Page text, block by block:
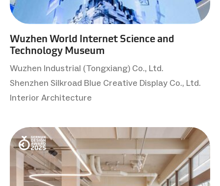
Wuzhen World Internet Science and
Technology Museum
Wuzhen Industrial (Tongxiang) Co., Ltd.
Shenzhen Silkroad Blue Creative Display Co., Ltd.
Interior Architecture